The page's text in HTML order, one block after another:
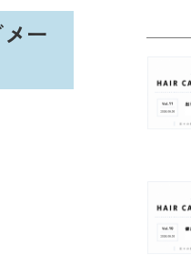
ー